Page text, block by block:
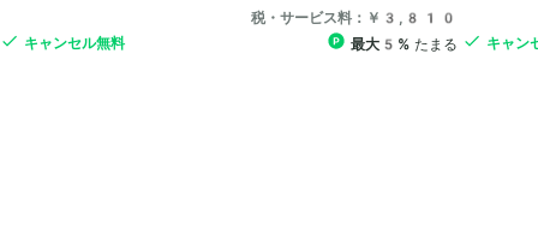
キャンセル無料
税・サービス料：￥3,810
最大5% たまる キャン